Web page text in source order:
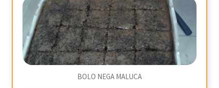
BOLO NEGA MALUCA